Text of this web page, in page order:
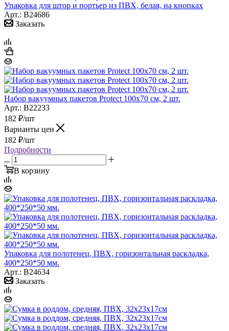
Упаковка для штор и портьер из ПВХ, белая, на кнопках
Арт.: B24686
Заказать
Набор вакуумных пакетов Protect 100x70 см, 2 шт.
Арт.: B22233
182 ₽/шт
Варианты цен
182 ₽/шт
Подробности
В корзину
Упаковка для полотенец, ПВХ, горизонтальная раскладка,
400*250*50 мм.
Арт.: B24634
Заказать